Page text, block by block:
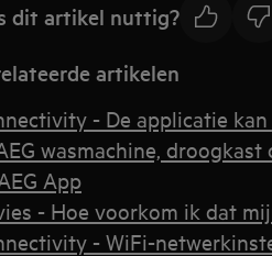
dit artikel nuttig?
artikelen
- De applicatie
wasmachine,
App
- Hoe voorkom ik dat
- WiFi-